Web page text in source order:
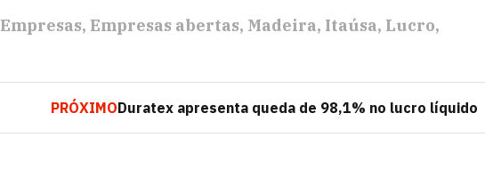
Empresas Empresas abertas Madeira Itaúsa Lucro
PRÓXIMODuratex apresenta queda de 98,1% no lucro líquido